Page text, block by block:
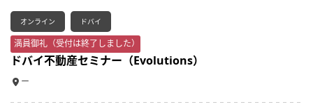
オンライン ドバイ
満員御礼（受付は終了しました）
ドバイ不動産セミナー（Evolutions）
ー